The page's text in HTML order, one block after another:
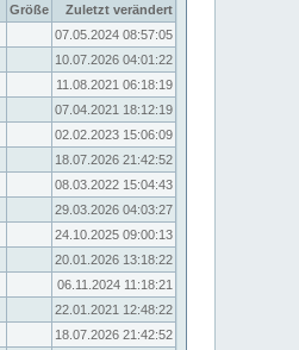
Größe
Zuletzt verändert
07.05.2024 08:57:05
10.07.2026 04:01:22
11.08.2021 06:18:19
07.04.2021 18:12:19
02.02.2023 15:06:09
18.07.2026 21:42:52
08.03.2022 15:04:43
29.03.2026 04:03:27
24.10.2025 09:00:13
20.01.2026 13:18:22
06.11.2024 11:18:21
22.01.2021 12:48:22
18.07.2026 21:42:52